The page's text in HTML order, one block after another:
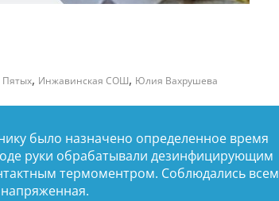
Пятых, Инжавинская СОШ, Юлия Вахрушева
было назначено определенное время
руки обрабатывали дезинфицирующим
термоментром. Соблюдались всем